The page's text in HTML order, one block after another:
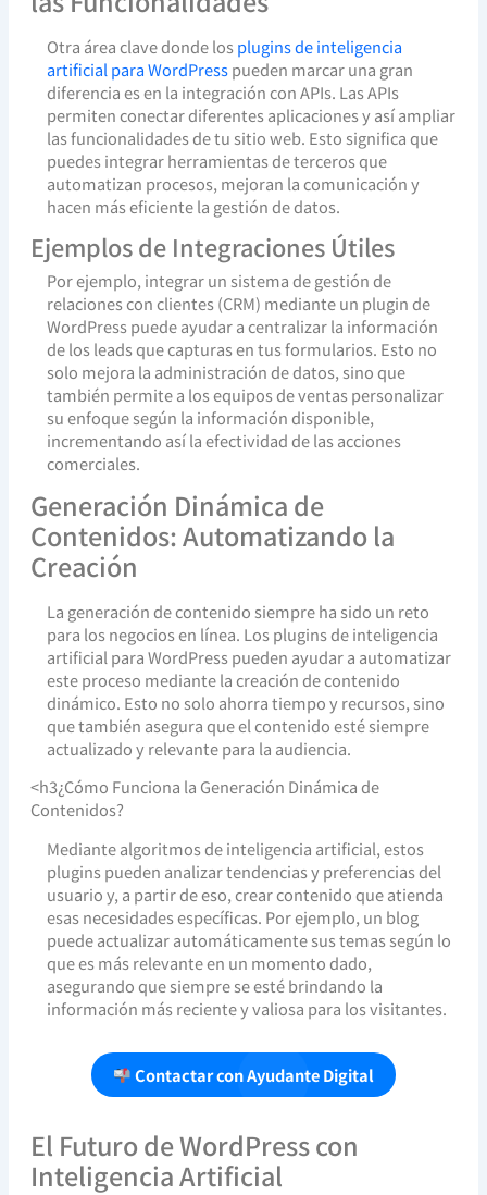
Otra área clave donde losplugins de inteligencia
artificial para WordPresspueden marcar una gran
diferencia es en la integración con APIs. Las APIs
permiten conectar diferentes aplicaciones y así ampliar
las funcionalidades de tu sitio web. Esto significa que
puedes integrar herramientas de terceros que
automatizan procesos, mejoran la comunicación y
hacen más eficiente la gestión de datos.
Ejemplos de Integraciones Útiles
Por ejemplo, integrar un sistema de gestión de
relaciones con clientes (CRM) mediante un plugin de
WordPress puede ayudar a centralizar la información
de los leads que capturas en tus formularios. Esto no
solo mejora la administración de datos, sino que
también permite a los equipos de ventas personalizar
su enfoque según la información disponible,
incrementando así la efectividad de las acciones
comerciales.
Generación Dinámica de
Contenidos: Automatizando la
Creación
La generación de contenido siempre ha sido un reto
para los negocios en línea. Los plugins de inteligencia
artificial para WordPress pueden ayudar a automatizar
este proceso mediante la creación de contenido
dinámico. Esto no solo ahorra tiempo y recursos, sino
que también asegura que el contenido esté siempre
actualizado y relevante para la audiencia.
<h3¿Cómo Funciona la Generación Dinámica de
Contenidos?
Mediante algoritmos de inteligencia artificial, estos
plugins pueden analizar tendencias y preferencias del
usuario y, a partir de eso, crear contenido que atienda
esas necesidades específicas. Por ejemplo, un blog
puede actualizar automáticamente sus temas según lo
que es más relevante en un momento dado,
asegurando que siempre se esté brindando la
información más reciente y valiosa para los visitantes.
Contactar con Ayudante Digital
El Futuro de WordPress con
Inteligencia Artificial